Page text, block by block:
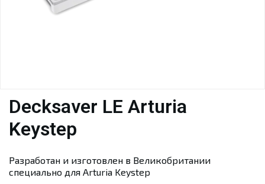
Decksaver LE Arturia
Keystep
Разработан и изготовлен в Великобритании
специально для Arturia Keystep